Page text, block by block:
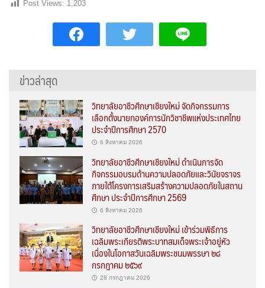
Post Views: 1,203
ข่าวล่าสุด
วิทยาลัยอาชีวศึกษาเชียงใหม่ จัดกิจกรรมการ
เลือกตั้งนายกองค์การนักวิชาชีพแห่งประเทศไทย
ประจำปีการศึกษา 2570
6 สิงหาคม 2026
วิทยาลัยอาชีวศึกษาเชียงใหม่ ดำเนินการจัด
กิจกรรมอบรมด้านความปลอดภัยและวินัยจราจร
ภายใต้โครงการเสริมสร้างความปลอดภัยในสถาน
ศึกษา ประจำปีการศึกษา 2569
6 สิงหาคม 2026
วิทยาลัยอาชีวศึกษาเชียงใหม่ เข้าร่วมพิธีการ
เฉลิมพระเกียรติพระบาทสมเด็จพระเจ้าอยู่หัว
เนื่องในโอกาสวันเฉลิมพระชนมพรรษา ๒๘
กรกฎาคม ๒๕๖๙
28 กรกฎาคม 2026